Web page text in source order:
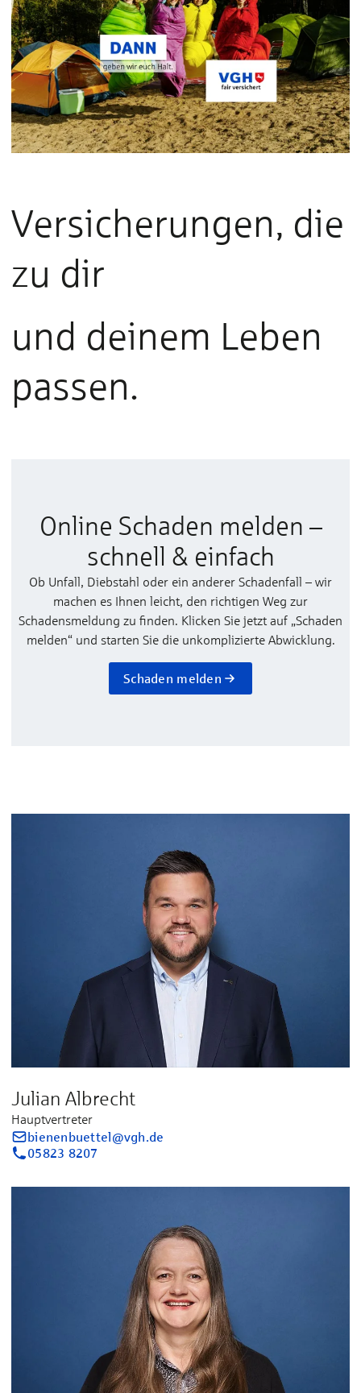
Versicherungen, die
zu dir
und deinem Leben
passen.
Online Schaden melden –
schnell & einfach
Ob Unfall, Diebstahl oder ein anderer Schadenfall – wir
machen es Ihnen leicht, den richtigen Weg zur
Schadensmeldung zu finden. Klicken Sie jetzt auf „Schaden
melden“ und starten Sie die unkomplizierte Abwicklung.
Schaden melden
Julian Albrecht
Hauptvertreter
bienenbuettel@vgh.de
05823 8207